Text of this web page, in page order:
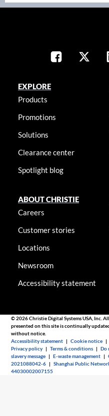
EXPLORE
Products
Promotions
Solutions
Clearance center
Spotlight blog
ABOUT CHRISTIE
Careers
Customer stories
Locations
Newsroom
Accessibility statement
© 2026 Christie Digital Systems USA, Inc.
presented on this site is continually
without notice.
Accessibility statement |Cookie notice
Privacy policy |Terms & conditions |Do
slavery message |E-waste management |
2021088042-6 |Shanghai Public
44030002007155